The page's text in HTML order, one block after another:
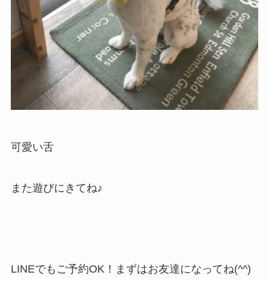
可愛い舌
また遊びにきてね♪
LINEでもご予約OK！まずはお友達になってね(^^)